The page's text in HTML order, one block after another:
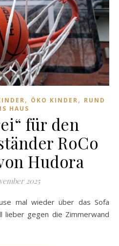
, ÖKO KINDER, RUND
HAUS
für den
RoCo
Hudora
2025
lieber gegen die Zimmerwand